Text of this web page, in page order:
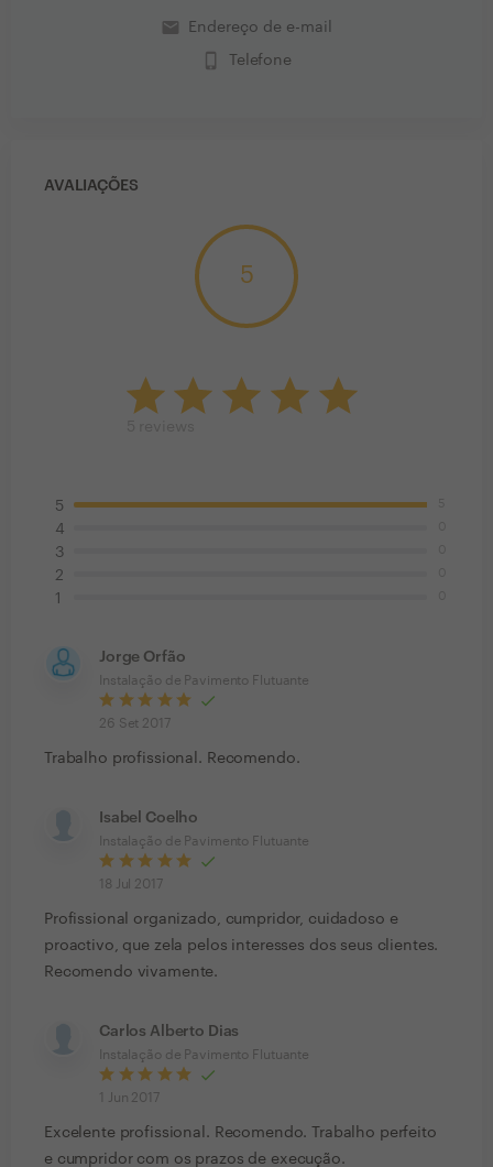
email Endereço de e-mail
phone_iphone Telefone
AVALIAÇÕES
5
5
4
3
2
1
Jorge Orfão
Instalação de Pavimento Flutuante
26 Set 2017
Trabalho profissional. Recomendo.
Isabel Coelho
Instalação de Pavimento Flutuante
18 Jul 2017
Profissional organizado, cumpridor, cuidadoso e
proactivo, que zela pelos interesses dos seus clientes.
Recomendo vivamente.
Carlos Alberto Dias
Instalação de Pavimento Flutuante
1 Jun 2017
Excelente profissional. Recomendo. Trabalho perfeito
e cumpridor com os prazos de execução.